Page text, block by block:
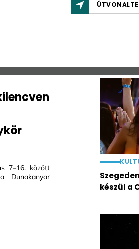
7–16. között
Dunakanyar
készül a